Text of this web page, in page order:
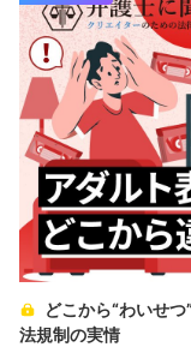
どこから“わいせ
法規制の実情